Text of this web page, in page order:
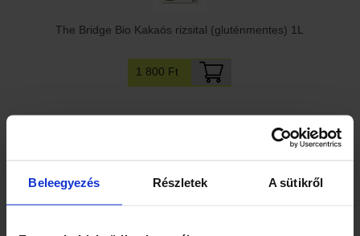
Beleegyezés Részletek A sütikről
The Bridge Bio Kakaós rizsital (gluténmentes) 1L
1 800 Ft